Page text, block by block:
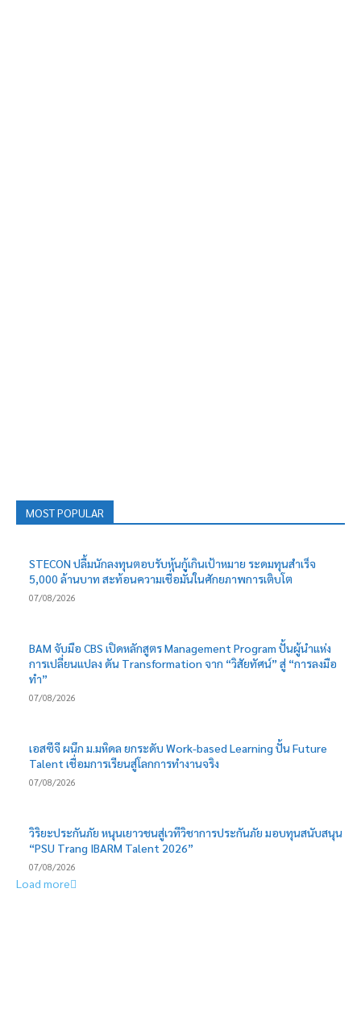
MOST POPULAR
STECON ปลื้มนักลงทุนตอบรับหุ้นกู้เกินเป้าหมาย ระดมทุนสำเร็จ
5,000 ล้านบาท สะท้อนความเชื่อมั่นในศักยภาพการเติบโต
07/08/2026
BAM จับมือ CBS เปิดหลักสูตร Management Program ปั้นผู้นำแห่ง
การเปลี่ยนแปลง ดัน Transformation จาก “วิสัยทัศน์” สู่ “การลงมือ
ทำ”
07/08/2026
เอสซีจี ผนึก ม.มหิดล ยกระดับ Work-based Learning ปั้น Future
Talent เชื่อมการเรียนสู่โลกการทำงานจริง
07/08/2026
วิริยะประกันภัย หนุนเยาวชนสู่เวทีวิชาการประกันภัย มอบทุนสนับสนุน
“PSU Trang IBARM Talent 2026”
07/08/2026
Load more